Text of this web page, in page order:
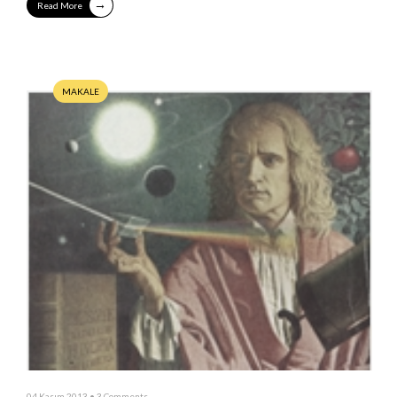
Read More →
MAKALE